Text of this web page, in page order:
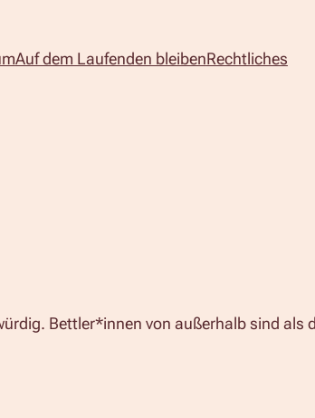
Auf dem Laufenden bleibenRechtliches
Bettler*innen von außerhalb sind als